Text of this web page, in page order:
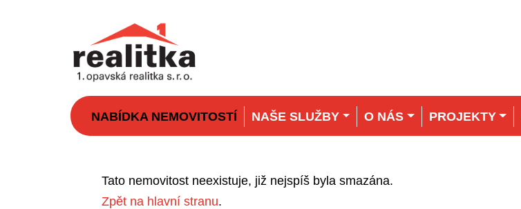
NABÍDKA NEMOVITOSTÍ NAŠE SLUŽBY O NÁS PROJEKTY
Tato nemovitost neexistuje, již nejspíš byla smazána.
Zpět na hlavní stranu.